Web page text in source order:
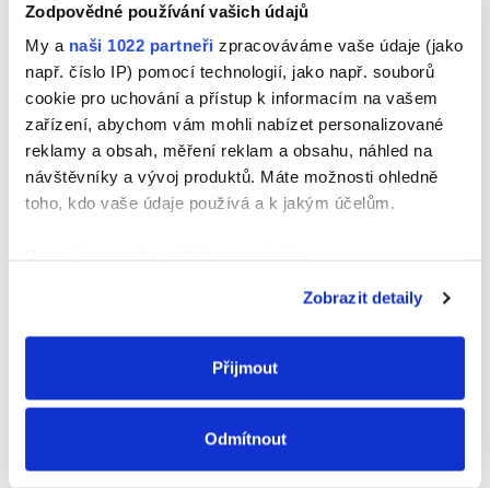
Zodpovědné používání vašich údajů
My a naši 1022 partneři zpracováváme vaše údaje (jako
např. číslo IP) pomocí technologií, jako např. souborů
cookie pro uchování a přístup k informacím na vašem
zařízení, abychom vám mohli nabízet personalizované
reklamy a obsah, měření reklam a obsahu, náhled na
návštěvníky a vývoj produktů. Máte možnosti ohledně
toho, kdo vaše údaje používá a k jakým účelům.
poloze, které mohou být přesné na několik metrů
Identifikovali vaše zařízení pomocí aktivního
skenování pro konkrétní charakteristiky (otisk prstu)
Zjistěte více o tom, jak zpracováváme vaše osobní
Svůj souhlas můžete kdykoliv změnit nebo odvolat v
části Prohlášení o souborech cookie.
Zobrazit detaily
Přijmout
Odmítnout
Jméno
E-mail